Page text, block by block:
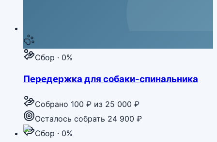
Сбор · 0%
Передержка для собаки-спинальника
Собрано 100 ₽ из 25 000 ₽
Осталось собрать 24 900 ₽
Сбор · 0%